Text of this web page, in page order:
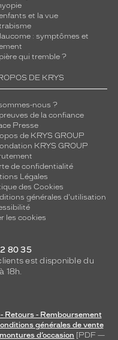
et la vue
: symptômes et
qui tremble ?
DE KRYS
nous ?
de la confiance
Presse
de KRYS GROUP
KRYS GROUP
de confidentialité
Légales
des Cookies
générales d'utilisation
les cookies
80 35
est disponible du
18h.
Retours - Remboursement
générales de vente
d’occasion [PDF —